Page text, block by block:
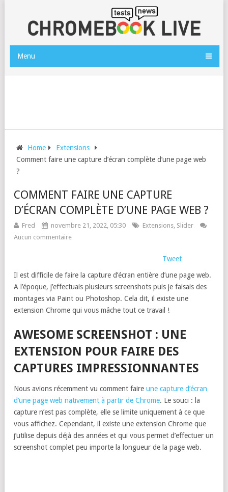
Menu
Home
Extensions
Comment faire une capture d’écran complète d’une page web
?
COMMENT FAIRE UNE CAPTURE
D’ÉCRAN COMPLÈTE D’UNE PAGE WEB ?
Fred novembre 21, 2022, 05:30 Extensions, Slider
Aucun commentaire
Tweet
Il est difficile de faire la capture d’écran entière d’une page web.
A l’époque, j’effectuais plusieurs screenshots puis je faisais des
montages via Paint ou Photoshop. Cela dit, il existe une
extension Chrome qui vous mâche tout ce travail !
AWESOME SCREENSHOT : UNE
EXTENSION POUR FAIRE DES
CAPTURES IMPRESSIONNANTES
Nous avions récemment vu comment faire une capture d’écran
d’une page web nativement à partir de Chrome. Le souci : la
capture n’est pas complète, elle se limite uniquement à ce que
vous affichez. Cependant, il existe une extension Chrome que
j’utilise depuis déjà des années et qui vous permet d’effectuer un
screenshot complet peu importe la longueur de la page web.